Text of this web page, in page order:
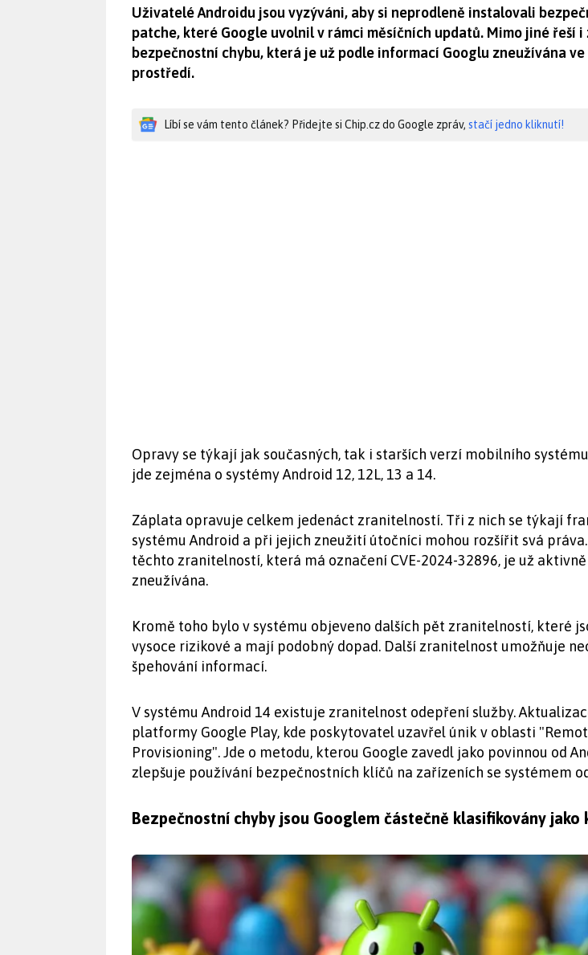
Uživatelé Androidu jsou vyzýváni, aby si neprodleně instalovali
patche, které Google uvolnil v rámci měsíčních updatů. Mimo jiné řeší i
bezpečnostní chybu, která je už podle informací Googlu zneužívána ve
prostředí.
Líbí se vám tento článek? Přidejte si Chip.cz do Google zpráv, stačí jedno kliknutí!
Opravy se týkají jak současných, tak i starších verzí mobilního
jde zejména o systémy Android 12, 12L, 13 a 14.
Záplata opravuje celkem jedenáct zranitelností. Tři z nich se týkají
systému Android a při jejich zneužití útočníci mohou rozšířit svá práva.
těchto zranitelností, která má označení CVE-2024-32896, je už aktivně
zneužívána.
Kromě toho bylo v systému objeveno dalších pět zranitelností, které
vysoce rizikové a mají podobný dopad. Další zranitelnost umožňuje
špehování informací.
V systému Android 14 existuje zranitelnost odepření služby.
platformy Google Play, kde poskytovatel uzavřel únik v oblasti
Provisioning". Jde o metodu, kterou Google zavedl jako povinnou od
zlepšuje používání bezpečnostních klíčů na zařízeních se systémem
Bezpečnostní chyby jsou Googlem částečně klasifikovány jako